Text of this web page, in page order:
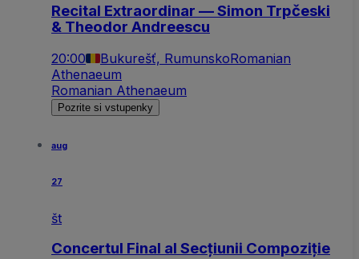
Recital Extraordinar — Simon Trpčeski
& Theodor Andreescu
20:00 Bukurešť, RumunskoRomanian
Athenaeum
Romanian Athenaeum
Pozrite si vstupenky
aug
27
št
Concertul Final al Secțiunii Compoziție